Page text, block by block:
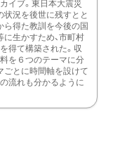
イブ。東日本大震災
状況を後世に残すとと
ら得た教訓を今後の国
に生かすため、市町村
得て構築された。収
を６つのテーマに分
ごとに時間軸を設けて
流れも分かるように